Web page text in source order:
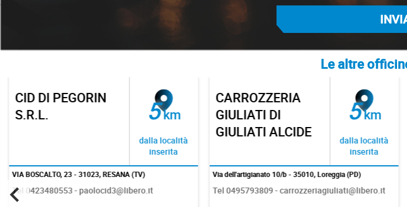
Le altre
CID DI PEGORIN
S.R.L.
5km
dalla località
inserita
VIA BOSCALTO, 23 - 31023, RESANA (TV)
Tel 0423480553 - paolocid3@libero.it
CARROZZERIA
GIULIATI DI
GIULIATI ALCIDE
5km
dalla località
inserita
Via dell'artigianato 10/b - 35010, Loreggia (PD)
Tel 0495793809 - carrozzeriagiuliati@libero.it